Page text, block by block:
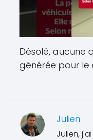
Désolé, aucune
générée pour le
Julien
Julien,